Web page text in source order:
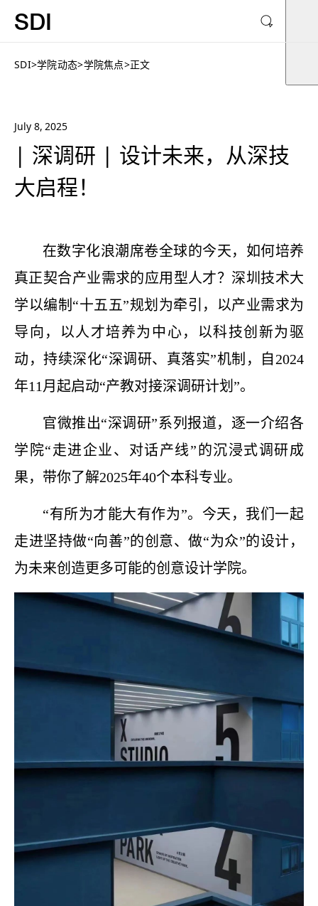
SDI
SDI>学院动态>学院焦点>正文
July 8, 2025
| 深调研 | 设计未来，从深技
大启程！
在数字化浪潮席卷全球的今天，如何培养
真正契合产业需求的应用型人才？深圳技术大
学以编制 “十五五”规划为牵引，以产业需求为
导向，以人才培养为中心，以科技创新为驱
动，持续深化“深调研、真落实”机制，自2024
年11月起启动“产教对接深调研计划”。
官微推出“深调研”系列报道，逐一介绍各
学院“走进企业、对话产线”的沉浸式调研成
果，带你了解2025年40个本科专业。
“有所为才能大有作为”。今天，我们一起
走进坚持做“向善”的创意、做“为众”的设计，
为未来创造更多可能的创意设计学院。